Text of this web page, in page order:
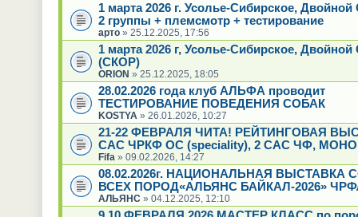
1 марта 2026 г. Усолье-Сибирское,
2 группы + племсмотр + тестирование
арто» 25.12.2025, 17:56
1 марта 2026 г, Усолье-Сибирское,
(СКОР)
ORION » 25.12.2025, 18:05
28.02.2026 года клуб АЛЬФА проводит
ТЕСТИРОВАНИЕ ПОВЕДЕНИЯ СОБАК
KOSTYA » 26.01.2026, 10:27
21-22 ФЕВРАЛЯ ЧИТА! РЕЙТИНГОВАЯ
САС ЧРКФ ОС (speciality), 2 САС ЧФ,
Fifa » 09.02.2026, 14:27
08.02.2026г. НАЦИОНАЛЬНАЯ ВЫСТАВКА
ВСЕХ ПОРОД«АЛЬЯНС БАЙКАЛ-2026»
АЛЬЯНС » 04.12.2025, 12:10